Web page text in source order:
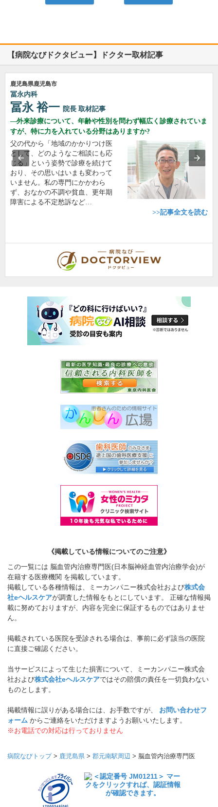
【病院なびドクタビュー】ドクター取材記事
鹿児島県鹿児島市
冨永内科
冨永 裕一 院長 取材記事
外来診療について、年齢や性別を問わず幅広く診療されていま
すが、特に力を入れている分野はありますか?
父の代から「地域のかかりつけ医
として、どのようなご相談にも応
じる」という姿勢で診療を続けて
おり、その思いはいまも変わって
いません。私の専門にかかわら
ず、おなかの不調や貧血、更年期
障害による不定愁訴など…
>>記事全文を読む
《掲載している情報についてのご注意》
この一覧には 脳血管内治療専門医(日本脳神経血管内治療学会)が
在籍する医療機関 を掲載しています。
掲載している各種情報は、ミーカンパニー株式会社および株式会
社eヘルスケアが調査した情報をもとにしています。 正確な情報掲
載に努めておりますが、内容を完全に保証するものではありませ
ん。
掲載されている医院を受診される場合は、事前に必ず該当の医院
に直接ご確認ください。
当サービスによって生じた損害について、ミーカンパニー株式会
社および株式会社eヘルスケアではその賠償の責任を一切負わない
ものとします。
掲載情報に誤りがある場合には、お手数ですが、 お問い合わせフ
ォーム からご連絡をいただけますようお願いいたします。
※お電話での対応は行っておりません
病院なびトップ> 鹿児島県 > 郡元南駅周辺 > 脳血管内治療専門医